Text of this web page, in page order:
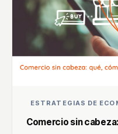
ESTRATEGIAS DE
Comercio sin